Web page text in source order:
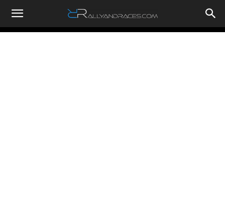
RallyandRaces.com